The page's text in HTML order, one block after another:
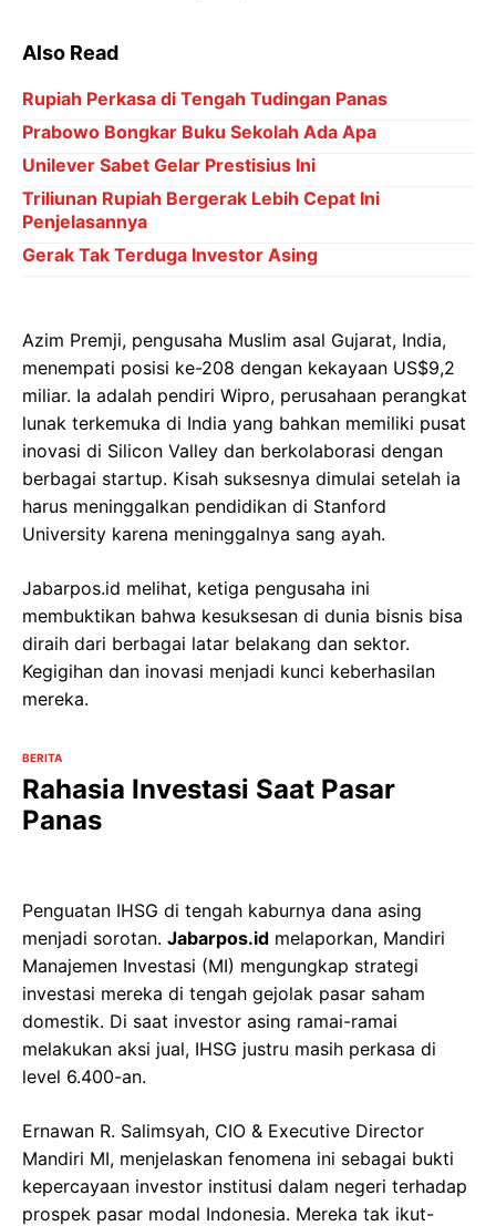
Also Read
Rupiah Perkasa di Tengah Tudingan Panas
Prabowo Bongkar Buku Sekolah Ada Apa
Unilever Sabet Gelar Prestisius Ini
Triliunan Rupiah Bergerak Lebih Cepat Ini
Penjelasannya
Gerak Tak Terduga Investor Asing
Azim Premji, pengusaha Muslim asal Gujarat, India,
menempati posisi ke-208 dengan kekayaan US$9,2
miliar. Ia adalah pendiri Wipro, perusahaan perangkat
lunak terkemuka di India yang bahkan memiliki pusat
inovasi di Silicon Valley dan berkolaborasi dengan
berbagai startup. Kisah suksesnya dimulai setelah ia
harus meninggalkan pendidikan di Stanford
University karena meninggalnya sang ayah.
Jabarpos.id melihat, ketiga pengusaha ini
membuktikan bahwa kesuksesan di dunia bisnis bisa
diraih dari berbagai latar belakang dan sektor.
Kegigihan dan inovasi menjadi kunci keberhasilan
mereka.
BERITA
Rahasia Investasi Saat Pasar
Panas
Penguatan IHSG di tengah kaburnya dana asing
menjadi sorotan. Jabarpos.id melaporkan, Mandiri
Manajemen Investasi (MI) mengungkap strategi
investasi mereka di tengah gejolak pasar saham
domestik. Di saat investor asing ramai-ramai
melakukan aksi jual, IHSG justru masih perkasa di
level 6.400-an.
Ernawan R. Salimsyah, CIO & Executive Director
Mandiri MI, menjelaskan fenomena ini sebagai bukti
kepercayaan investor institusi dalam negeri terhadap
prospek pasar modal Indonesia. Mereka tak ikut-